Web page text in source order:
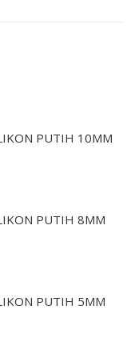
PUTIH 10MM
PUTIH 8MM
PUTIH 5MM